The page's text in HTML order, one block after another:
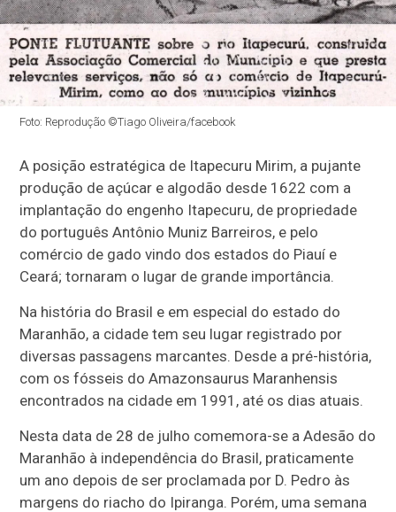
Foto: Reprodução ©Tiago Oliveira/facebook
A posição estratégica de Itapecuru Mirim, a pujante
produção de açúcar e algodão desde 1622 com a
implantação do engenho Itapecuru, de propriedade
do português Antônio Muniz Barreiros, e pelo
comércio de gado vindo dos estados do Piauí e
Ceará; tornaram o lugar de grande importância.
Na história do Brasil e em especial do estado do
Maranhão, a cidade tem seu lugar registrado por
diversas passagens marcantes. Desde a pré-história,
com os fósseis do Amazonsaurus Maranhensis
encontrados na cidade em 1991, até os dias atuais.
Nesta data de 28 de julho comemora-se a Adesão do
Maranhão à independência do Brasil, praticamente
um ano depois de ser proclamada por D. Pedro às
margens do riacho do Ipiranga. Porém, uma semana